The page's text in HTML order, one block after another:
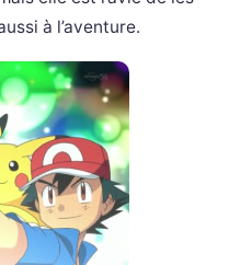
à l’aventure.